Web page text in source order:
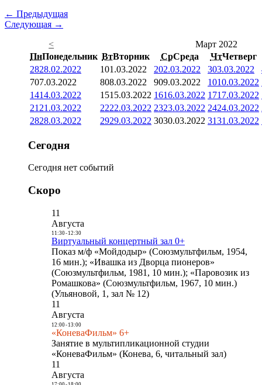
← Предыдущая
Следующая →
<
Март 2022
ПнПонедельник ВтВторник СрСреда ЧтЧетверг
2828.02.2022 101.03.2022 202.03.2022 303.03.2022
707.03.2022 808.03.2022 909.03.2022 1010.03.2022
1414.03.2022 1515.03.2022 1616.03.2022 1717.03.2022
21 21.03.2022 2222.03.2022 2323.03.2022 2424.03.2022
2828.03.2022 2929.03.2022 3030.03.2022 3131.03.2022
Сегодня
Сегодня нет событий
Скоро
11
Августа
11:30- 12:30
Виртуальный концертный зал 0+
Показ м/ф «Мойдодыр» (Союзмультфильм, 1954,
16 мин.); «Ивашка из Дворца пионеров»
(Союзмультфильм, 1981, 10 мин.); «Паровозик из
Ромашкова» (Союзмультфильм, 1967, 10 мин.)
(Ульяновой, 1, зал № 12)
11
Августа
12:00- 13:00
«КоневаФильм» 6+
Занятие в мультипликационной студии
«КоневаФильм» (Конева, 6, читальный зал)
11
Августа